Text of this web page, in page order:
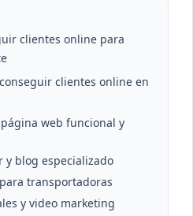
clientes online para
clientes online en
web funcional y
y blog especializado
transportadoras
y video marketing